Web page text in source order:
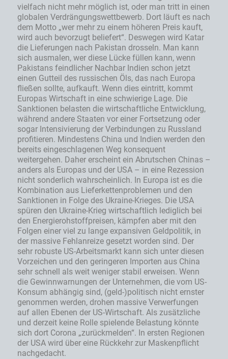
vielfach nicht mehr möglich ist, oder man tritt in einen
globalen Verdrängungswettbewerb. Dort läuft es nach
dem Motto „wer mehr zu einem höheren Preis kauft,
wird auch bevorzugt beliefert“. Deswegen wird Katar
die Lieferungen nach Pakistan drosseln. Man kann
sich ausmalen, wer diese Lücke füllen kann, wenn
Pakistans feindlicher Nachbar Indien schon jetzt
einen Gutteil des russischen Öls, das nach Europa
fließen sollte, aufkauft. Wenn dies eintritt, kommt
Europas Wirtschaft in eine schwierige Lage. Die
Sanktionen belasten die wirtschaftliche Entwicklung,
während andere Staaten vor einer Fortsetzung oder
sogar Intensivierung der Verbindungen zu Russland
profitieren. Mindestens China und Indien werden den
bereits eingeschlagenen Weg konsequent
weitergehen. Daher erscheint ein Abrutschen Chinas –
anders als Europas und der USA – in eine Rezession
nicht sonderlich wahrscheinlich. In Europa ist es die
Kombination aus Lieferkettenproblemen und den
Sanktionen in Folge des Ukraine-Krieges. Die USA
spüren den Ukraine-Krieg wirtschaftlich lediglich bei
den Energierohstoffpreisen, kämpfen aber mit den
Folgen einer viel zu lange expansiven Geldpolitik, in
der massive Fehlanreize gesetzt worden sind. Der
sehr robuste US-Arbeitsmarkt kann sich unter diesen
Vorzeichen und den geringeren Importen aus China
sehr schnell als weit weniger stabil erweisen. Wenn
die Gewinnwarnungen der Unternehmen, die vom US-
Konsum abhängig sind, (geld-)politisch nicht ernster
genommen werden, drohen massive Verwerfungen
auf allen Ebenen der US-Wirtschaft. Als zusätzliche
und derzeit keine Rolle spielende Belastung könnte
sich dort Corona „zurückmelden“. In ersten Regionen
der USA wird über eine Rückkehr zur Maskenpflicht
nachgedacht.